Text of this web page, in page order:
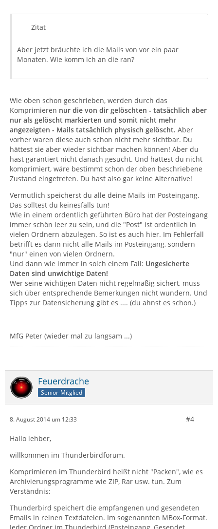
Zitat
Aber jetzt bräuchte ich die Mails von vor ein paar
Monaten. Wie komm ich an die ran?
Wie oben schon geschrieben, werden durch das
Komprimieren nur die von dir gelöschten - tatsächlich aber
nur als gelöscht markierten und somit nicht mehr
angezeigten - Mails tatsächlich physisch gelöscht. Aber
vorher waren diese auch schon nicht mehr sichtbar. Du
hättest sie aber wieder sichtbar machen können! Aber du
hast garantiert nicht danach gesucht. Und hättest du nicht
komprimiert, wäre bestimmt schon der oben beschriebene
Zustand eingetreten. Du hast also gar keine Alternative!
Vermutlich speicherst du alle deine Mails im Posteingang.
Das solltest du keinesfalls tun!
Wie in einem ordentlich geführten Büro hat der Posteingang
immer schön leer zu sein, und die "Post" ist ordentlich in
vielen Ordnern abzulegen. So ist es auch hier. Im Fehlerfall
betrifft es dann nicht alle Mails im Posteingang, sondern
"nur" einen von vielen Ordnern.
Und dann wie immer in solch einem Fall: Ungesicherte
Daten sind unwichtige Daten!
Wer seine wichtigen Daten nicht regelmäßig sichert, muss
sich über entsprechende Bemerkungen nicht wundern. Und
Tipps zur Datensicherung gibt es .... (du ahnst es schon.)
MfG Peter (wieder mal zu langsam ...)
Feuerdrache
Senior-Mitglied
8. August 2014 um 12:33 #4
Hallo lehber,
willkommen im Thunderbirdforum.
Komprimieren im Thunderbird heißt nicht "Packen", wie es
Archivierungsprogramme wie ZIP, Rar usw. tun. Zum
Verständnis:
Thunderbird speichert die empfangenen und gesendeten
Emails in reinen Textdateien. Im sogenannten MBox-Format.